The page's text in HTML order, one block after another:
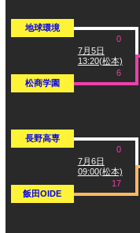
地球環境
松商学園
長野高専
飯田OIDE
7月5日
13:20(松本)
0
6
7月6日
09:00(松本)
0
17